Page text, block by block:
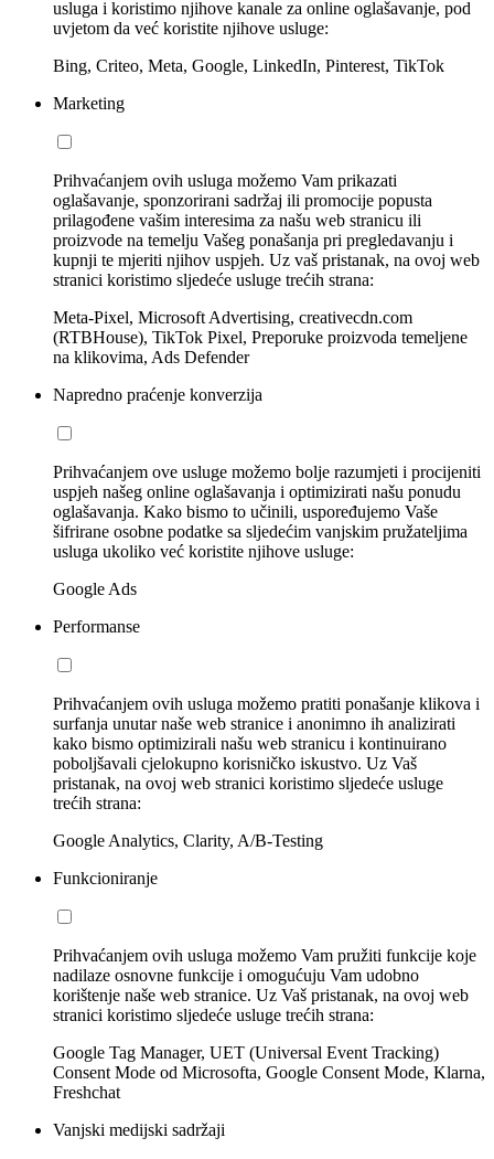
usluga i koristimo njihove kanale za online oglašavanje, pod
uvjetom da već koristite njihove usluge:
Bing, Criteo, Meta, Google, LinkedIn, Pinterest, TikTok
Marketing
Prihvaćanjem ovih usluga možemo Vam prikazati
oglašavanje, sponzorirani sadržaj ili promocije popusta
prilagođene vašim interesima za našu web stranicu ili
proizvode na temelju Vašeg ponašanja pri pregledavanju i
kupnji te mjeriti njihov uspjeh. Uz vaš pristanak, na ovoj web
stranici koristimo sljedeće usluge trećih strana:
Meta-Pixel, Microsoft Advertising, creativecdn.com
(RTBHouse), TikTok Pixel, Preporuke proizvoda temeljene
na klikovima, Ads Defender
Napredno praćenje konverzija
Prihvaćanjem ove usluge možemo bolje razumjeti i procijeniti
uspjeh našeg online oglašavanja i optimizirati našu ponudu
oglašavanja. Kako bismo to učinili, uspoređujemo Vaše
šifrirane osobne podatke sa sljedećim vanjskim pružateljima
usluga ukoliko već koristite njihove usluge:
Google Ads
Performanse
Prihvaćanjem ovih usluga možemo pratiti ponašanje klikova i
surfanja unutar naše web stranice i anonimno ih analizirati
kako bismo optimizirali našu web stranicu i kontinuirano
poboljšavali cjelokupno korisničko iskustvo. Uz Vaš
pristanak, na ovoj web stranici koristimo sljedeće usluge
trećih strana:
Google Analytics, Clarity, A/B-Testing
Funkcioniranje
Prihvaćanjem ovih usluga možemo Vam pružiti funkcije koje
nadilaze osnovne funkcije i omogućuju Vam udobno
korištenje naše web stranice. Uz Vaš pristanak, na ovoj web
stranici koristimo sljedeće usluge trećih strana:
Google Tag Manager, UET (Universal Event Tracking)
Consent Mode od Microsofta, Google Consent Mode, Klarna,
Freshchat
Vanjski medijski sadržaji